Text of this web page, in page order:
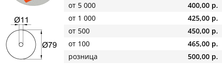
от 5 000
400,00 р.
от 1 000
425,00 р.
от 500
450,00 р.
от 100
465,00 р.
розница
500,00 р.